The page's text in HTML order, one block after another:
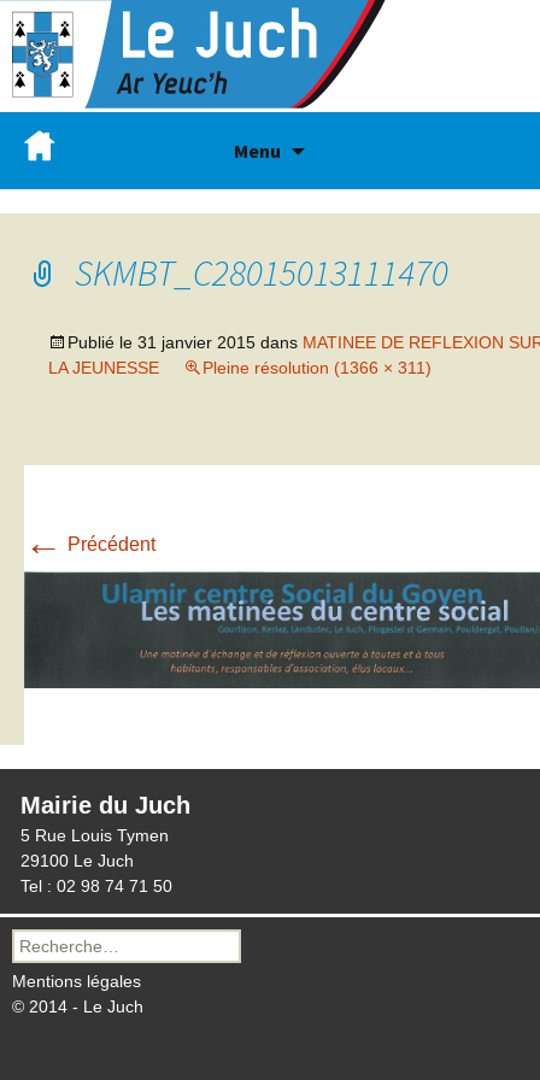
Menu
SKMBT_C28015013111470
Publié le 31 janvier 2015 dans MATINEE DE REFLEXION
LA JEUNESSE
Pleine résolution (1366 × 311)
← Précédent
Mairie du Juch
5 Rue Louis Tymen
29100 Le Juch
Tel : 02 98 74 71 50
Recherche
pour :
Mentions légales
© 2014 - Le Juch